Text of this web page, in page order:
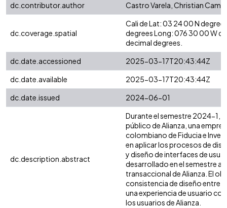
dc.contributor.author
Castro Varela, Christian
dc.coverage.spatial
Cali de Lat: 03 24 00 N
degrees Long: 076 30 00 W
decimal degrees.
dc.date.accessioned
2025-03-17T20:43:44Z
dc.date.available
2025-03-17T20:43:44Z
dc.date.issued
2024-06-01
dc.description.abstract
Durante el semestre 2024-1,
público de Alianza, una
colombiano de Fiducia e
en aplicar los procesos de
y diseño de interfaces de
desarrollado en el semestre
transaccional de Alianza. El
consistencia de diseño entre
una experiencia de usuario
los usuarios de Alianza.